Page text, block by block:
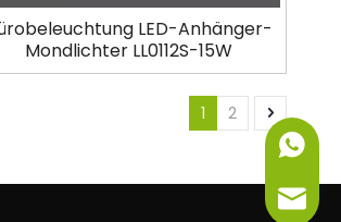
LED-Anhänger-
Mondlichter LL0112S-15W
1 2
+86-